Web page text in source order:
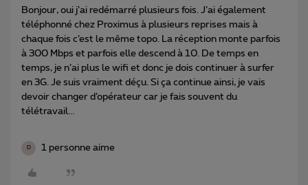
Bonjour, oui j’ai redémarré plusieurs fois. J’ai également
téléphonné chez Proximus à plusieurs reprises mais à
chaque fois c’est le même topo. La réception monte parfois
à 300 Mbps et parfois elle descend à 10. De temps en
temps, je n’ai plus le wifi et donc je dois continuer à surfer
en 3G. Je suis vraiment déçu. Si ça continue ainsi, je vais
devoir changer d’opérateur car je fais souvent du
télétravail...
D 1 personne aime